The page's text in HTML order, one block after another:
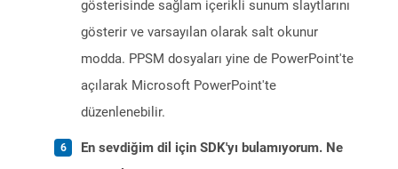
gösterisinde sağlam içerikli sunum slaytlarını
gösterir ve varsayılan olarak salt okunur
modda. PPSM dosyaları yine de PowerPoint'te
açılarak Microsoft PowerPoint'te
düzenlenebilir.
En sevdiğim dil için SDK'yı bulamıyorum. Ne